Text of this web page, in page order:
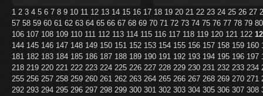
1 2 3 4 5 6 7 8 9 10 11 12 13 14 15 16 17 18 19 20 21 22 23 24 25 26 27
57 58 59 60 61 62 63 64 65 66 67 68 69 70 71 72 73 74 75 76 77 78 79
106 107 108 109 110 111 112 113 114 115 116 117 118 119 120 121 122
144 145 146 147 148 149 150 151 152 153 154 155 156 157 158 159 160
181 182 183 184 185 186 187 188 189 190 191 192 193 194 195 196 197
218 219 220 221 222 223 224 225 226 227 228 229 230 231 232 233 234
255 256 257 258 259 260 261 262 263 264 265 266 267 268 269 270 271
292 293 294 295 296 297 298 299 300 301 302 303 304 305 306 307 308